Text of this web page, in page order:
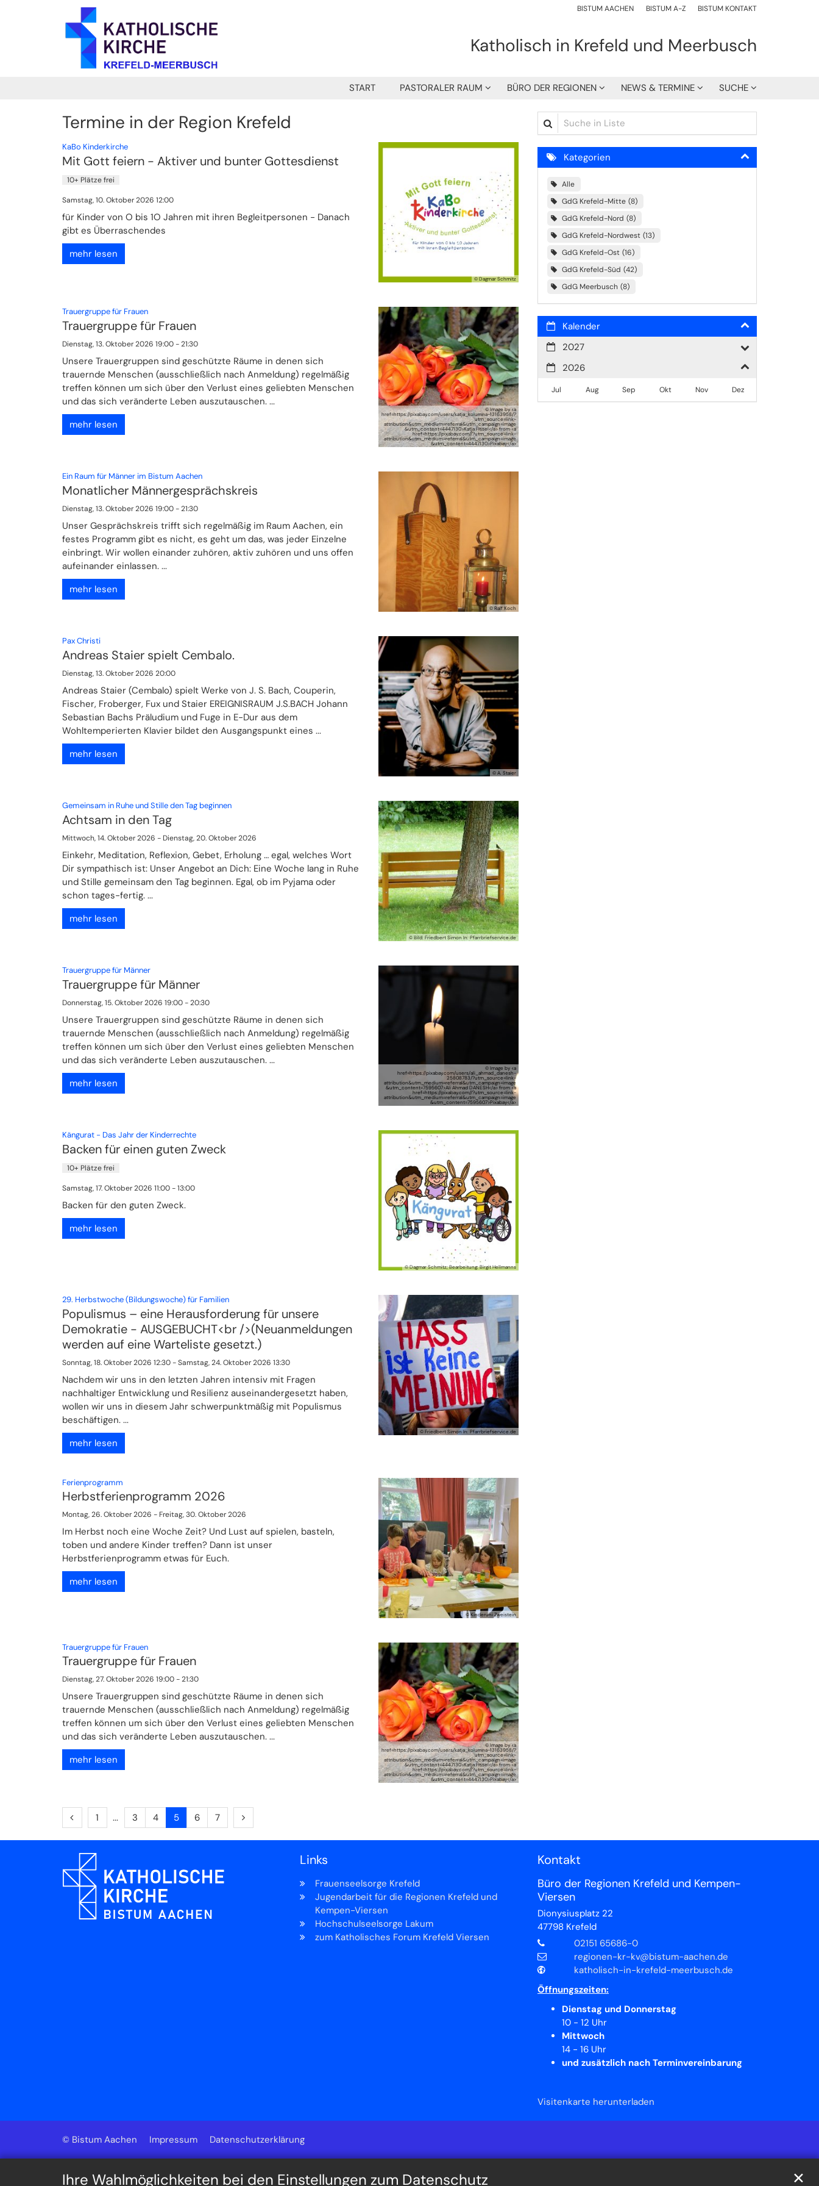
Ihre Wahlmöglichkeiten bei den Einstellungen zum Datenschutz ✕
Zum Inhalt springen BISTUM AACHEN BISTUM A-Z BISTUM KONTAKT
Katholisch in Krefeld und Meerbusch
START PASTORALER RAUM BÜRO DER REGIONEN NEWS & TERMINE SUCHE
Termine in der Region Krefeld
© Dagmar Schmitz
KaBo Kinderkirche:
Mit Gott feiern - Aktiver und bunter Gottesdienst
10+ Plätze frei
Samstag, 10. Oktober 2026 12:00
für Kinder von O bis 1O Jahren mit ihren Begleitpersonen - Danach
gibt es Überraschendes
mehr lesen
© Image by <a
href=https://pixabay.com/users/katja_kolumna-13163958/?
utm_source=link-
attribution&utm_medium=referral&utm_campaign=image
&utm_content=4447130>Katja Fissel</a> from <a
href=https://pixabay.com//?utm_source=link-
attribution&utm_medium=referral&utm_campaign=image
&utm_content=4447130>Pixabay</a>
Trauergruppe für Frauen:
Trauergruppe für Frauen
Dienstag, 13. Oktober 2026 19:00 - 21:30
Unsere Trauergruppen sind geschützte Räume in denen sich
trauernde Menschen (ausschließlich nach Anmeldung) regelmäßig
treffen können um sich über den Verlust eines geliebten Menschen
und das sich veränderte Leben auszutauschen. ...
mehr lesen
© Ralf Koch
Ein Raum für Männer im Bistum Aachen:
Monatlicher Männergesprächskreis
Dienstag, 13. Oktober 2026 19:00 - 21:30
Unser Gesprächskreis trifft sich regelmäßig im Raum Aachen, ein
festes Programm gibt es nicht, es geht um das, was jeder Einzelne
einbringt. Wir wollen einander zuhören, aktiv zuhören und uns offen
aufeinander einlassen. ...
mehr lesen
© A. Staier
Pax Christi:
Andreas Staier spielt Cembalo.
Dienstag, 13. Oktober 2026 20:00
Andreas Staier (Cembalo) spielt Werke von J. S. Bach, Couperin,
Fischer, Froberger, Fux und Staier EREIGNISRAUM J.S.BACH Johann
Sebastian Bachs Präludium und Fuge in E-Dur aus dem
Wohltemperierten Klavier bildet den Ausgangspunkt eines ...
mehr lesen
© Bild: Friedbert Simon In: Pfarrbriefservice.de
Gemeinsam in Ruhe und Stille den Tag beginnen:
Achtsam in den Tag
Mittwoch, 14. Oktober 2026 - Dienstag, 20. Oktober 2026
Einkehr, Meditation, Reflexion, Gebet, Erholung … egal, welches Wort
Dir sympathisch ist: Unser Angebot an Dich: Eine Woche lang in Ruhe
und Stille gemeinsam den Tag beginnen. Egal, ob im Pyjama oder
schon tages-fertig. ...
mehr lesen
© Image by <a
href=https://pixabay.com/users/ali_ahmad_danesh-
25808783/?utm_source=link-
attribution&utm_medium=referral&utm_campaign=image
&utm_content=7595607>Ali Ahmad DANESH</a> from <a
href=https://pixabay.com//?utm_source=link-
attribution&utm_medium=referral&utm_campaign=image
&utm_content=7595607>Pixabay</a>
Trauergruppe für Männer:
Trauergruppe für Männer
Donnerstag, 15. Oktober 2026 19:00 - 20:30
Unsere Trauergruppen sind geschützte Räume in denen sich
trauernde Menschen (ausschließlich nach Anmeldung) regelmäßig
treffen können um sich über den Verlust eines geliebten Menschen
und das sich veränderte Leben auszutauschen. ...
mehr lesen
© Dagmar Schmitz; Bearbeitung: Birgit Hellmanns
Kängurat - Das Jahr der Kinderrechte:
Backen für einen guten Zweck
10+ Plätze frei
Samstag, 17. Oktober 2026 11:00 - 13:00
Backen für den guten Zweck.
mehr lesen
© Friedbert Simon In: Pfarrbriefservice.de
29. Herbstwoche (Bildungswoche) für Familien:
Populismus – eine Herausforderung für unsere
Demokratie - AUSGEBUCHT<br />(Neuanmeldungen
werden auf eine Warteliste gesetzt.)
Sonntag, 18. Oktober 2026 12:30 - Samstag, 24. Oktober 2026 13:30
Nachdem wir uns in den letzten Jahren intensiv mit Fragen
nachhaltiger Entwicklung und Resilienz auseinandergesetzt haben,
wollen wir uns in diesem Jahr schwerpunktmäßig mit Populismus
beschäftigen. ...
mehr lesen
© Kinderuni Zweistein
Ferienprogramm
Herbstferienprogramm 2026
Montag, 26. Oktober 2026 - Freitag, 30. Oktober 2026
Im Herbst noch eine Woche Zeit? Und Lust auf spielen, basteln,
toben und andere Kinder treffen? Dann ist unser
Herbstferienprogramm etwas für Euch.
mehr lesen
© Image by <a
href=https://pixabay.com/users/katja_kolumna-13163958/?
utm_source=link-
attribution&utm_medium=referral&utm_campaign=image
&utm_content=4447130>Katja Fissel</a> from <a
href=https://pixabay.com//?utm_source=link-
attribution&utm_medium=referral&utm_campaign=image
&utm_content=4447130>Pixabay</a>
Trauergruppe für Frauen:
Trauergruppe für Frauen
Dienstag, 27. Oktober 2026 19:00 - 21:30
Unsere Trauergruppen sind geschützte Räume in denen sich
trauernde Menschen (ausschließlich nach Anmeldung) regelmäßig
treffen können um sich über den Verlust eines geliebten Menschen
und das sich veränderte Leben auszutauschen. ...
mehr lesen
Vorherige Seite
Erste Seite
1 3 4 5 6 7 Nächste Seite
Suche in Liste
Kategorien
Alle
GdG Krefeld-Mitte 8
GdG Krefeld-Nord 8
GdG Krefeld-Nordwest 13
GdG Krefeld-Ost 16
GdG Krefeld-Süd 42
GdG Meerbusch 8
Kalender
2027
2026
Jul Aug Sep Okt Nov Dez
Links
Frauenseelsorge Krefeld
Jugendarbeit für die Regionen Krefeld und
Kempen-Viersen
Hochschulseelsorge Lakum
zum Katholisches Forum Krefeld Viersen
Kontakt
Büro der Regionen Krefeld und Kempen-
Viersen
Dionysiusplatz 22
47798 Krefeld
02151 65686-0
regionen-kr-kv@bistum-aachen.de
katholisch-in-krefeld-meerbusch.de
Öffnungszeiten:
Dienstag und Donnerstag
10 - 12 Uhr
Mittwoch
14 - 16 Uhr
und zusätzlich nach Terminvereinbarung
Visitenkarte herunterladen
© Bistum Aachen Impressum Datenschutzerklärung